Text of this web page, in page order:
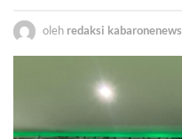
oleh redaksi kabaronenews